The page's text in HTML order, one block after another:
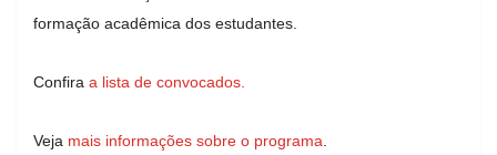
formação acadêmica dos estudantes.
Confira a lista de convocados.
Veja mais informações sobre o programa